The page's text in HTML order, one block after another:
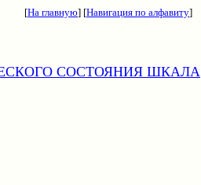
[На главную] [Навигация по алфавиту]
СОСТОЯНИЯ ШКАЛА